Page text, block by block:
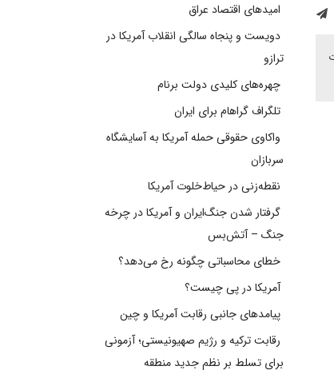
امیدهای اقتصاد عراق
دویست و پنجاه سالگی انقلاب آمریکا در
ترازو
چهره‌های کلیدی دولت برنام
تلگراف گراهام برای ایران
واکاوی حقوقی حمله آمریکا به آسایشگاه
سربازان
نقطه‌زنی در حیاط‌خلوت آمریکا
گرفتار شدن جنگ‌ایران و آمریکا در چرخه
جنگ – آتش‌بس
خطای محاسباتی چگونه رخ می‌دهد؟
آمریکا در پی چیست؟
پیامدهای جانبی رقابت آمریکا و چین
رقابت ترکیه و رژیم صهیونیستی؛ آزمونی
برای تسلط بر نظم جدید منطقه